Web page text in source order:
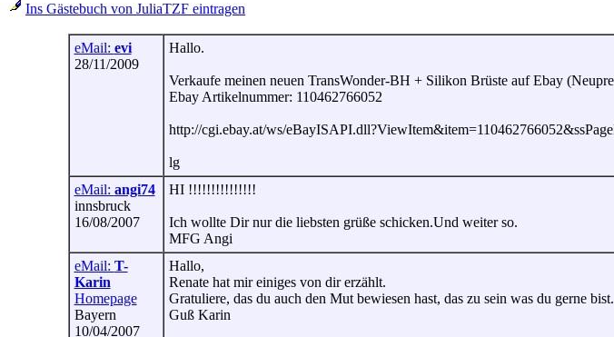
Ins Gästebuch von JuliaTZF eintragen
eMail: evi
28/11/2009
Hallo.
Verkaufe meinen neuen TransWonder-BH + Silikon Brüste auf Ebay
Ebay Artikelnummer: 110462766052
http://cgi.ebay.at/ws/
lg
eMail: angi74
innsbruck
16/08/2007
HI !!!!!!!!!!!!!!!
Ich wollte Dir nur die liebsten grüße schicken.Und weiter so.
MFG Angi
eMail: T-
Karin
Homepage
Bayern
10/04/2007
Hallo,
Renate hat mir einiges von dir erzählt.
Gratuliere, das du auch den Mut bewiesen hast, das zu sein was du gerne bist.
Guß Karin